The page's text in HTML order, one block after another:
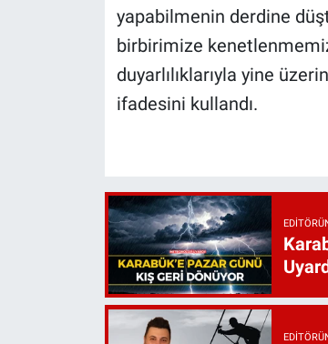
yapabilmenin derdine
birbirimize
duyarlılıklarıyla yine
ifadesini kullandı.